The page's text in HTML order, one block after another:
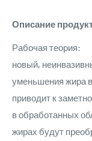
Описание
Рабочая теория:
новый,
уменьшения жира
приводит к
в обработанных
жирах будут